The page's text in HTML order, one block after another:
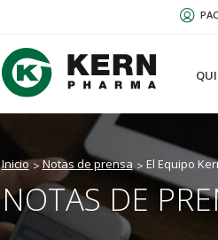
Inicio Notas de prensa El Equipo
NOTAS DE